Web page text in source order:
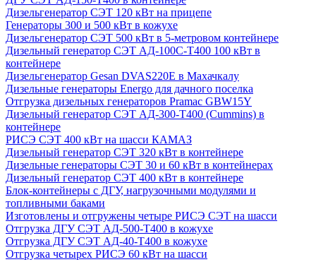
Дизельгенератор СЭТ 120 кВт на прицепе
Генераторы 300 и 500 кВт в кожухе
Дизельгенератор СЭТ 500 кВт в 5-метровом контейнере
Дизельный генератор СЭТ АД-100С-Т400 100 кВт в
контейнере
Дизельгенератор Gesan DVAS220E в Махачкалу
Дизельные генераторы Energo для дачного поселка
Отгрузка дизельных генераторов Pramac GВW15Y
Дизельный генератор СЭТ АД-300-Т400 (Cummins) в
контейнере
РИСЭ СЭТ 400 кВт на шасси КАМАЗ
Дизельный генератор СЭТ 320 кВт в контейнере
Дизельные генераторы СЭТ 30 и 60 кВт в контейнерах
Дизельный генератор СЭТ 400 кВт в контейнере
Блок-контейнеры с ДГУ, нагрузочными модулями и
топливными баками
Изготовлены и отгружены четыре РИСЭ СЭТ на шасси
Отгрузка ДГУ СЭТ АД-500-Т400 в кожухе
Отгрузка ДГУ СЭТ АД-40-Т400 в кожухе
Отгрузка четырех РИСЭ 60 кВт на шасси